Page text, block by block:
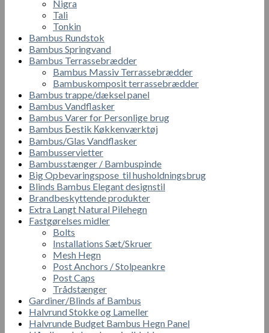
Nigra
Tali
Tonkin
Bambus Rundstok
Bambus Springvand
Bambus Terrassebrædder
Bambus Massiv Terrassebrædder
Bambuskomposit terrassebrædder
Bambus trappe/dæksel panel
Bambus Vandflasker
Bambus Varer for Personlige brug
Bambus Бestik Кøkkenværktøj
Bambus/Glas Vandflasker
Bambusservietter
Bambusstænger / Bambuspinde
Big Opbevaringspose til husholdningsbrug
Blinds Bambus Elegant designstil
Brandbeskyttende produkter
Extra Langt Natural Pilehegn
Fastgørelses midler
Bolts
Installations Sæt/Skruer
Mesh Hegn
Post Anchors / Stolpeankre
Post Caps
Trådstænger
Gardiner/Blinds af Bambus
Halvrund Stokke og Lameller
Halvrunde Budget Bambus Hegn Panel